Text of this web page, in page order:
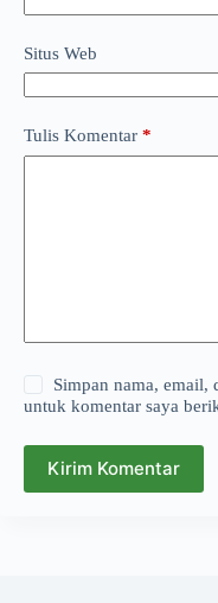
Situs Web
Tulis Komentar *
Simpan nama, email,
untuk komentar saya
Kirim Komentar